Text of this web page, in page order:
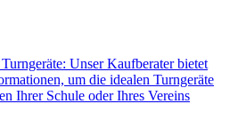
Unser Kaufberater bietet
um die idealen Turngeräte
Ihrer Schule oder Ihres Vereins